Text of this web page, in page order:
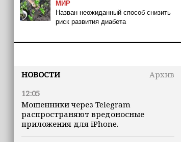
МИР
Назван неожиданный способ снизить
риск развития диабета
НОВОСТИ
Архив
12:05
Мошенники через Telegram
распространяют вредоносные
приложения для iPhone.